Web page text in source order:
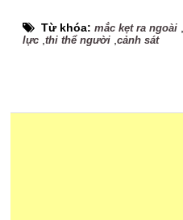
Từ khóa:mắc kẹt ra ngoài
lực ,thi thể người ,cảnh sát